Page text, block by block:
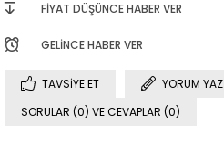
FIYAT DÜŞÜNCE HABER VER
GELINCE HABER VER
TAVSIYE ET
YORUM YAZ
SORULAR (0) VE CEVAPLAR (0)